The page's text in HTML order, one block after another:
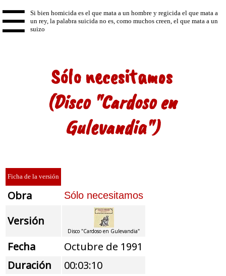
☰
Sólo necesitamos
(Disco "Cardoso en
Gulevandia")
Ficha de la versión
Obra Sólo necesitamos
Versión
Disco "Cardoso en Gulevandia"
Fecha
Octubre de 1991
Duración
00:03:10